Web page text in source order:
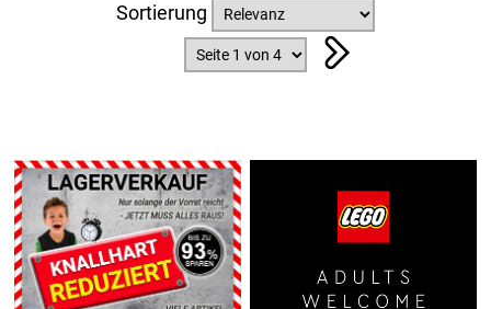
Sortierung